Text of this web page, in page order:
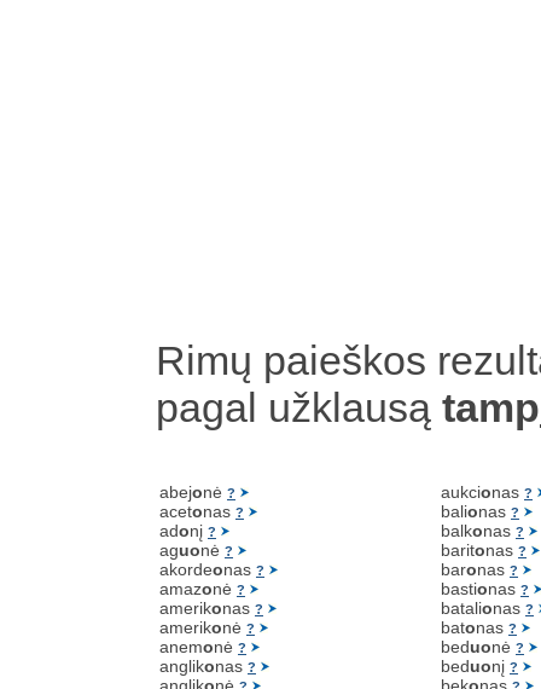
Rimų paieškos
pagal užklausą tamp
abejonė ?
acetonas ?
adonį ?
aguonė ?
akordeonas ?
amazonė ?
amerikonas ?
amerikonė ?
anemonė ?
anglikonas ?
anglikonė ?
aukcionas ?
balionas ?
balkonas ?
baritonas ?
baronas ?
bastionas ?
batalionas ?
batonas ?
beduonė ?
beduonį ?
bekonas ?